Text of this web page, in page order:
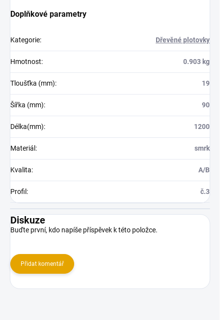
Doplňkové parametry
Kategorie: Dřevěné plotovky
Hmotnost: 0.903 kg
Tloušťka (mm): 19
Šířka (mm): 90
Délka(mm): 1200
Materiál : smrk
Kvalita: A/B
Profil : č.3
Diskuze
Buďte první, kdo napíše příspěvek k této položce.
Přidat komentář